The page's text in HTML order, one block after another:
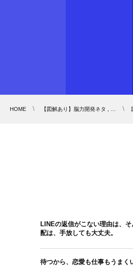
HOME 【図解あり】脳力開発ネタ , …
LINEの返信がこない理由は、
配は、手放しても大丈夫。
待つから、恋愛も仕事もうまく